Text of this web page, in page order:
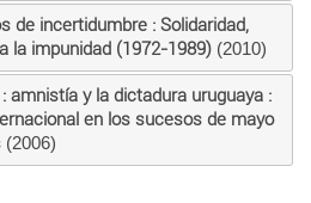
de incertidumbre : Solidaridad,
la impunidad (1972-1989)(2010)
amnistía y la dictadura uruguaya :
en los sucesos de mayo
(2006)